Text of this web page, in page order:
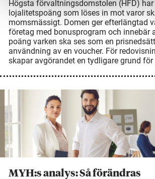
Högsta förvaltningsdomstolen (HFD)
lojalitetspoäng som löses in mot varor
momsmässigt. Domen ger efterlängtad
företag med bonusprogram och innebär
poäng varken ska ses som en
användning av en voucher. För
skapar avgörandet en tydligare grund
MYH:s analys: Så förändras